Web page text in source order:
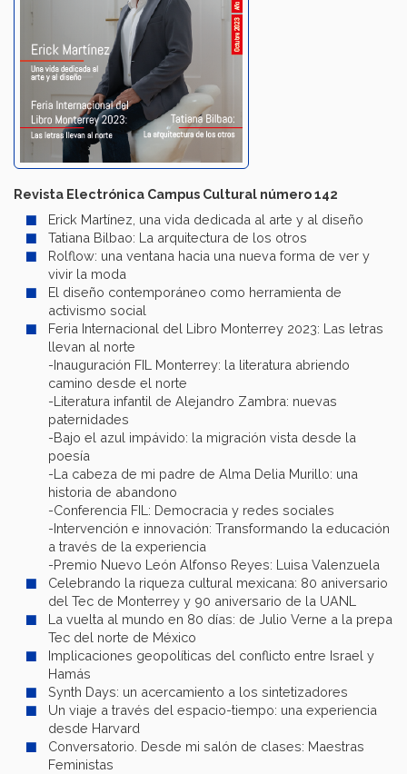
Revista Electrónica Campus Cultural número 142
Erick Martínez, una vida dedicada al arte y al diseño
Tatiana Bilbao: La arquitectura de los otros
Rolflow: una ventana hacia una nueva forma de ver y
vivir la moda
El diseño contemporáneo como herramienta de
activismo social
Feria Internacional del Libro Monterrey 2023: Las letras
llevan al norte
-Inauguración FIL Monterrey: la literatura abriendo
camino desde el norte
-Literatura infantil de Alejandro Zambra: nuevas
paternidades
-Bajo el azul impávido: la migración vista desde la
poesía
-La cabeza de mi padre de Alma Delia Murillo: una
historia de abandono
-Conferencia FIL: Democracia y redes sociales
-Intervención e innovación: Transformando la educación
a través de la experiencia
-Premio Nuevo León Alfonso Reyes: Luisa Valenzuela
Celebrando la riqueza cultural mexicana: 80 aniversario
del Tec de Monterrey y 90 aniversario de la UANL
La vuelta al mundo en 80 días: de Julio Verne a la prepa
Tec del norte de México
Implicaciones geopolíticas del conflicto entre Israel y
Hamás
Synth Days: un acercamiento a los sintetizadores
Un viaje a través del espacio-tiempo: una experiencia
desde Harvard
Conversatorio. Desde mi salón de clases: Maestras
Feministas